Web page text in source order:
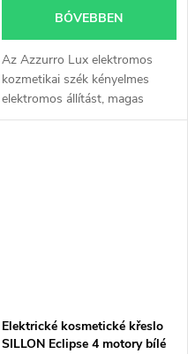
BŐVEBBEN
Az Azzurro Lux elektromos
kozmetikai szék kényelmes
elektromos állítást, magas
stabilitást és kiváló kényelmet
Elektrické kosmetické křeslo
SILLON Eclipse 4 motory bílé